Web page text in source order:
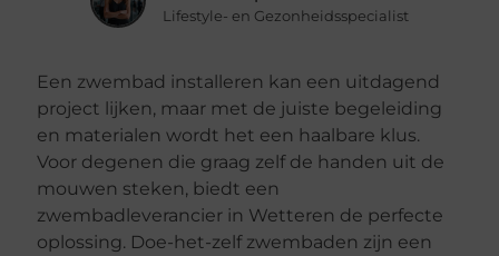
Lifestyle- en Gezonheidsspecialist
Een zwembad installeren kan een uitdagend
project lijken, maar met de juiste begeleiding
en materialen wordt het een haalbare klus.
Voor degenen die graag zelf de handen uit de
mouwen steken, biedt een
zwembadleverancier in Wetteren de perfecte
oplossing. Doe-het-zelf zwembaden zijn een